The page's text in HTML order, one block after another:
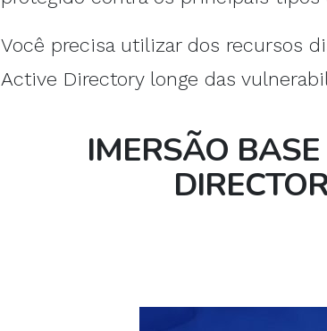
Você precisa utilizar dos recursos
Active Directory longe das
IMERSÃO